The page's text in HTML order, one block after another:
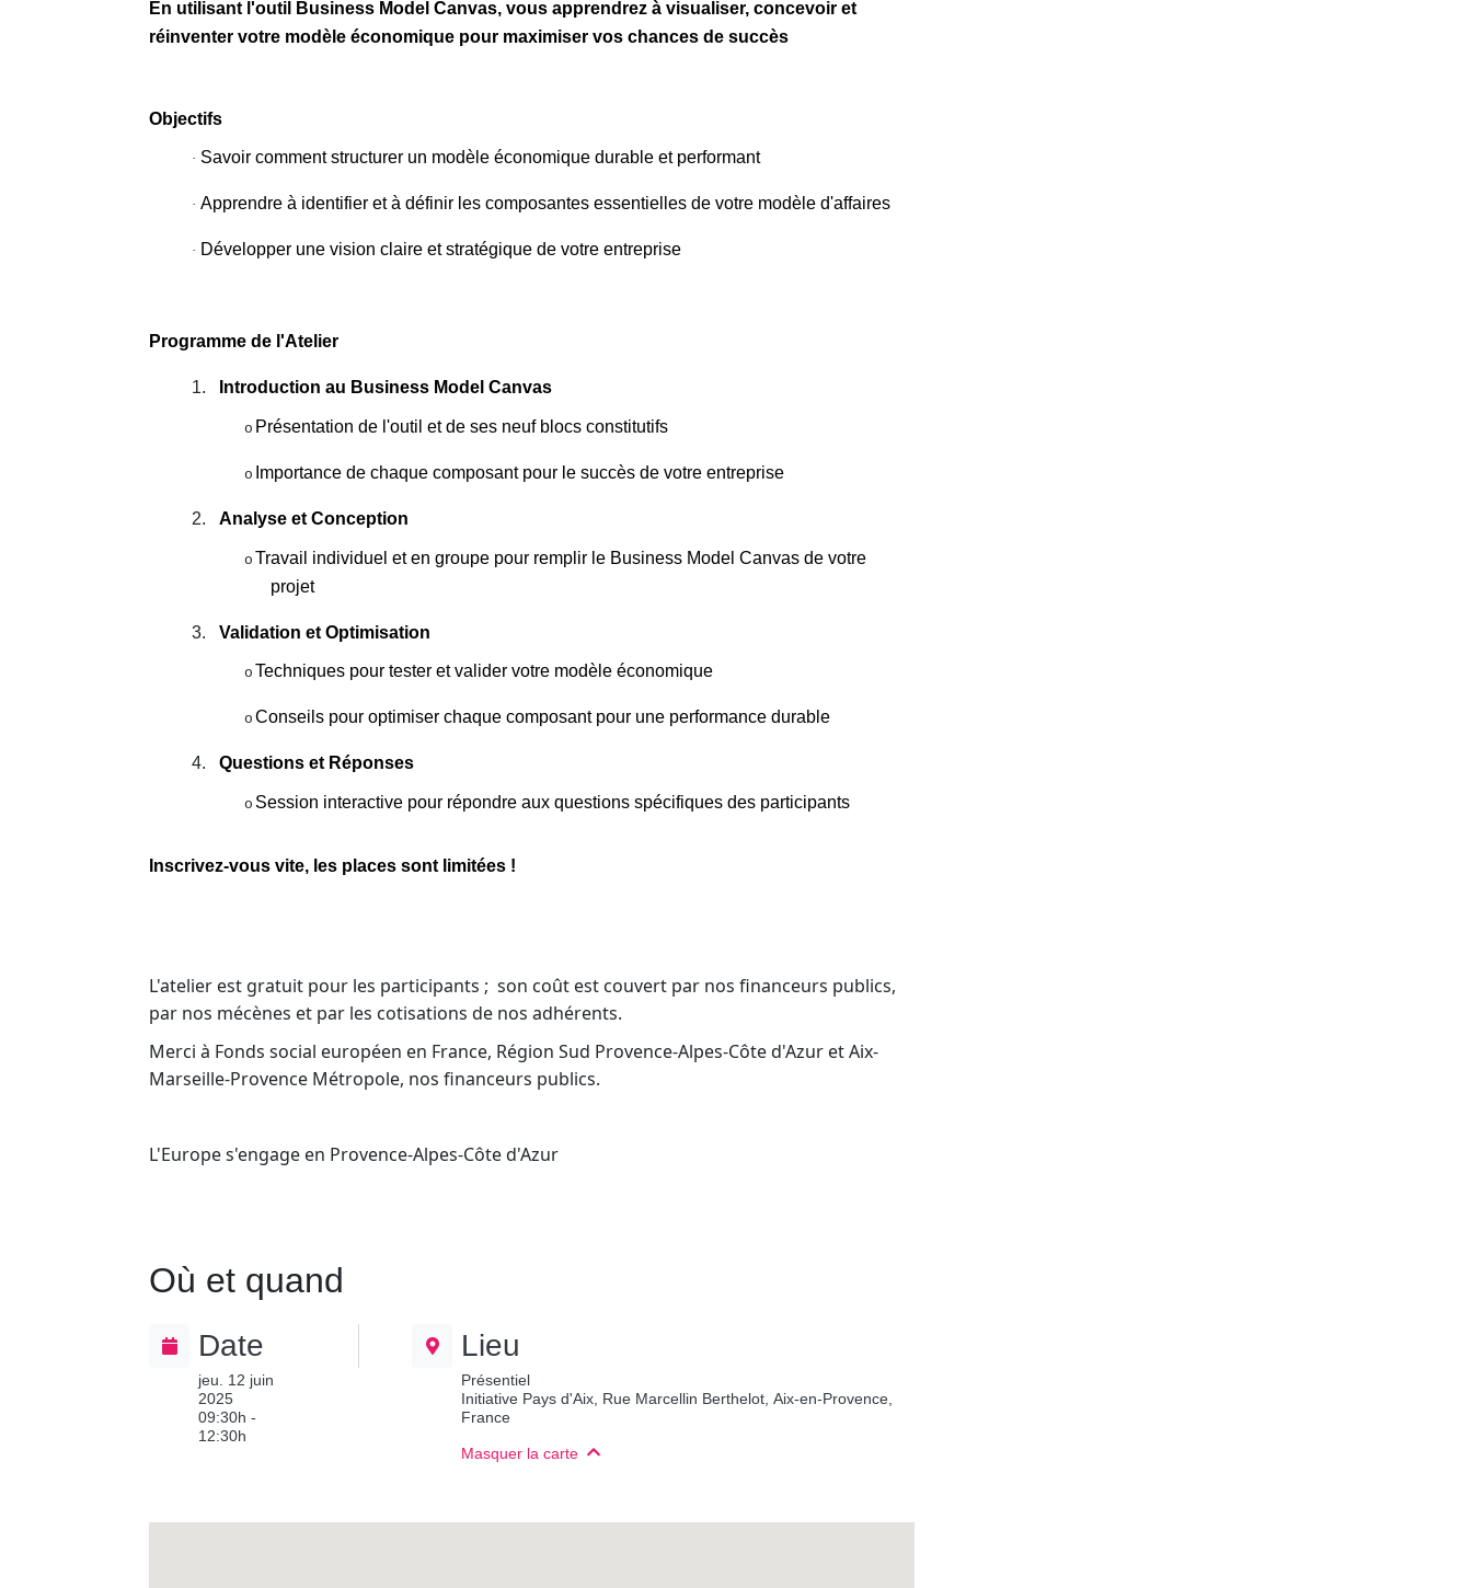
En utilisant l'outil Business Model Canvas, vous apprendrez à visualiser, concevoir et
réinventer votre modèle économique pour maximiser vos chances de succès
Objectifs
· Savoir comment structurer un modèle économique durable et performant
· Apprendre à identifier et à définir les composantes essentielles de votre modèle d'affaires
· Développer une vision claire et stratégique de votre entreprise
Programme de l'Atelier
1. Introduction au Business Model Canvas
o Présentation de l'outil et de ses neuf blocs constitutifs
o Importance de chaque composant pour le succès de votre entreprise
2. Analyse et Conception
o Travail individuel et en groupe pour remplir le Business Model Canvas de votre
projet
3. Validation et Optimisation
o Techniques pour tester et valider votre modèle économique
o Conseils pour optimiser chaque composant pour une performance durable
4. Questions et Réponses
o Session interactive pour répondre aux questions spécifiques des participants
Inscrivez-vous vite, les places sont limitées !
L'atelier est gratuit pour les participants ; son coût est couvert par nos financeurs publics,
par nos mécènes et par les cotisations de nos adhérents.
Merci à Fonds social européen en France, Région Sud Provence-Alpes-Côte d'Azur et Aix-
Marseille-Provence Métropole, nos financeurs publics.
L'Europe s'engage en Provence-Alpes-Côte d'Azur
Où et quand
Date
jeu. 12 juin
2025
09:30h -
12:30h
Lieu
Présentiel
Initiative Pays d'Aix, Rue Marcellin Berthelot, Aix-en-Provence,
France
Masquer la carte